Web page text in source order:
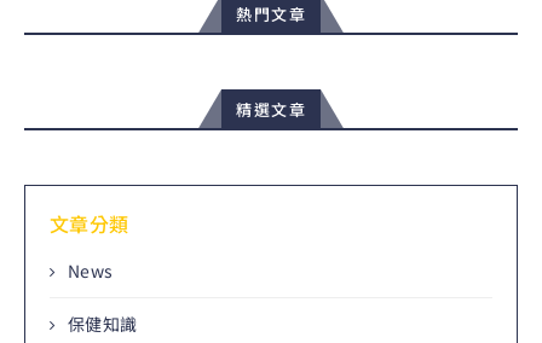
熱門文章
精選文章
文章分類
News
保健知識